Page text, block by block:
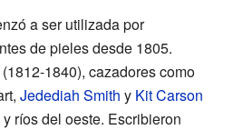
a ser utilizada por
de pieles desde 1805.
1840), cazadores como
Jedediah Smith y Kit Carson
ríos del oeste. Escribieron